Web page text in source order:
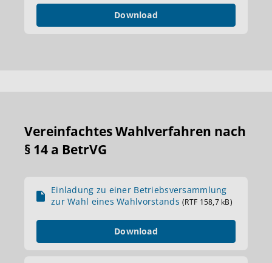
Download
Vereinfachtes Wahlverfahren nach
§ 14 a BetrVG
Einladung zu einer Betriebsversammlung
zur Wahl eines Wahlvorstands(RTF 158,7 kB)
Download